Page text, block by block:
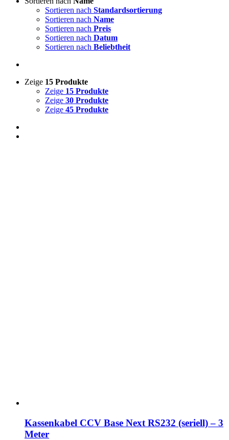
Sortieren nach Standardsortierung
Sortieren nach Name
Sortieren nach Preis
Sortieren nach Datum
Sortieren nach Beliebtheit
Zeige 15 Produkte
Zeige 15 Produkte
Zeige 30 Produkte
Zeige 45 Produkte
Kassenkabel CCV Base Next RS232 (seriell) – 3
Meter